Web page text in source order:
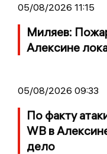
05/08/2026 11:15
Миляев:
Алексине
05/08/2026 09:33
По факту
WB в
дело